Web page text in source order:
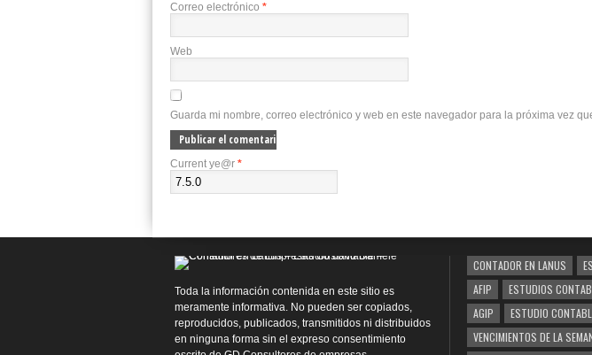
Correo electrónico *
Web
Guarda mi nombre, correo electrónico y web en este navegador para la próxima vez
Current ye@r *
Toda la información contenida en este sitio es
meramente informativa. No pueden ser copiados,
reproducidos, publicados, transmitidos ni distribuidos
en ninguna forma sin el expreso consentimiento
CONTADOR EN LANUS
AFIP
ESTUDIOS
AGIP
ESTUDIO
VENCIMIENTOS DE LA